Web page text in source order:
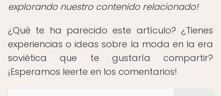
explorando nuestro contenido relacionado!
¿Qué te ha parecido este artículo? ¿Tienes
experiencias o ideas sobre la moda en la era
soviética que te gustaría compartir?
¡Esperamos leerte en los comentarios!